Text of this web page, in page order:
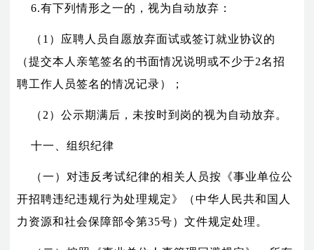
6.有下列情形之一的，视为自动放弃：
（1）应聘人员自愿放弃面试或签订就业协议的
（提交本人亲笔签名的书面情况说明或不少于2名招
聘工作人员签名的情况记录）；
（2）公示期满后，未按时到岗的视为自动放弃。
十一、组织纪律
（一）对违反考试纪律的相关人员按《事业单位公
开招聘违纪违规行为处理规定》（中华人民共和国人
力资源和社会保障部令第35号）文件规定处理。